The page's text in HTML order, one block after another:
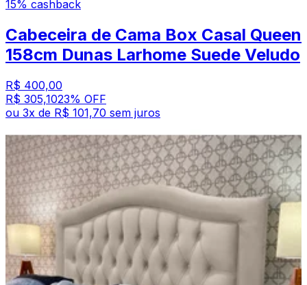
15% cashback
Cabeceira de Cama Box Casal Queen
158cm Dunas Larhome Suede Veludo
R$ 400,00
R$ 305,1023% OFF
ou 3x de R$ 101,70 sem juros